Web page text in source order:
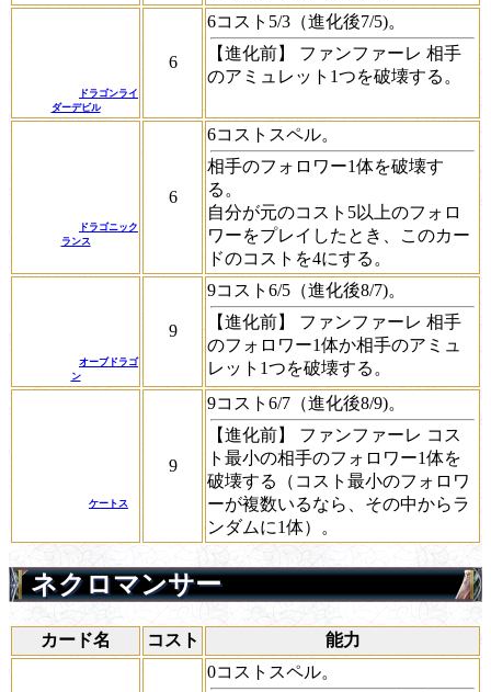
ドラゴンライ
ダーデビル
6
6コスト5/3（進化後7/5)。
【進化前】 ファンファーレ 相手
のアミュレット1つを破壊する。
ドラゴニック
ランス
6
6コストスペル。
相手のフォロワー1体を破壊す
る。
自分が元のコスト5以上のフォロ
ワーをプレイしたとき、このカー
ドのコストを4にする。
オーブドラゴ
ン
9
9コスト6/5（進化後8/7)。
【進化前】 ファンファーレ 相手
のフォロワー1体か相手のアミュ
レット1つを破壊する。
ケートス
9
9コスト6/7（進化後8/9)。
【進化前】 ファンファーレ コス
ト最小の相手のフォロワー1体を
破壊する（コスト最小のフォロワ
ーが複数いるなら、その中からラ
ンダムに1体）。
ネクロマンサー
カード名 コスト 能力
0コストスペル。